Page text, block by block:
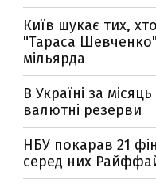
Київ шукає тих,
"Тараса
мільярда
В Україні за
валютні резерви
НБУ покарав 21
серед них